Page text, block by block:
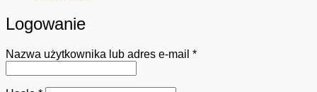
Logowanie
Nazwa użytkownika lub adres e-mail *Wymagane